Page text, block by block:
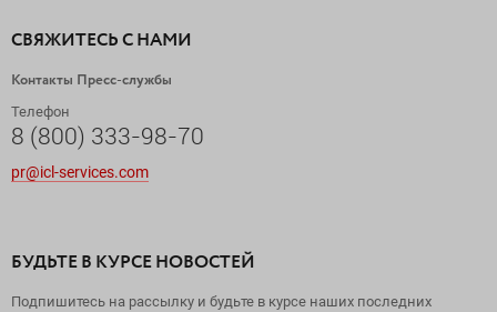
СВЯЖИТЕСЬ С НАМИ
Контакты Пресс-службы
Телефон
8 (800) 333-98-70
pr@icl-services.com
БУДЬТЕ В КУРСЕ НОВОСТЕЙ
Подпишитесь на рассылку и будьте в курсе наших последних